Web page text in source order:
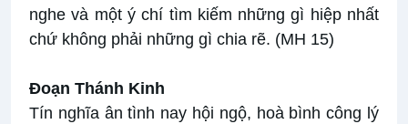
nghe và một ý chí tìm kiếm những gì hiệp nhất
chứ không phải những gì chia rẽ. (MH 15)
Đoạn Thánh Kinh
Tín nghĩa ân tình nay hội ngộ, hoà bình công lý